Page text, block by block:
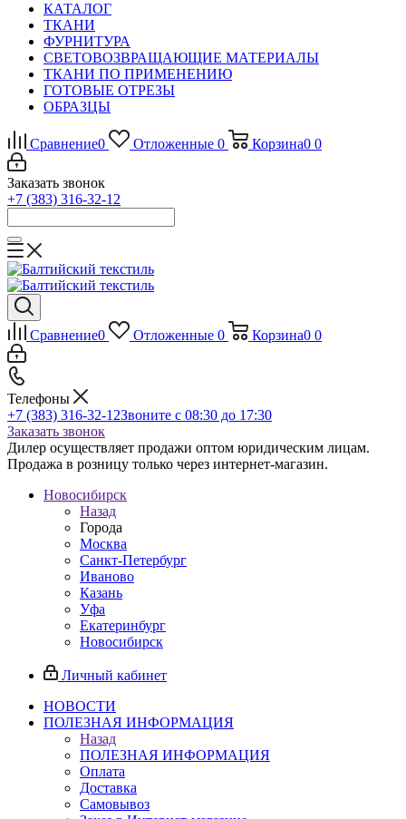
КАТАЛОГ
ТКАНИ
ФУРНИТУРА
СВЕТОВОЗВРАЩАЮЩИЕ МАТЕРИАЛЫ
ТКАНИ ПО ПРИМЕНЕНИЮ
ГОТОВЫЕ ОТРЕЗЫ
ОБРАЗЦЫ
Сравнение0 Отложенные 0 Корзина0 0
Заказать звонок
+7 (383) 316-32-12
Сравнение0 Отложенные 0 Корзина0 0
Телефоны
+7 (383) 316-32-12Звоните с 08:30 до 17:30
Заказать звонок
Дилер осуществляет продажи оптом юридическим лицам.
Продажа в розницу только через интернет-магазин.
Новосибирск
Назад
Города
Москва
Санкт-Петербург
Иваново
Казань
Уфа
Екатеринбург
Новосибирск
Личный кабинет
НОВОСТИ
ПОЛЕЗНАЯ ИНФОРМАЦИЯ
Назад
ПОЛЕЗНАЯ ИНФОРМАЦИЯ
Оплата
Доставка
Самовывоз